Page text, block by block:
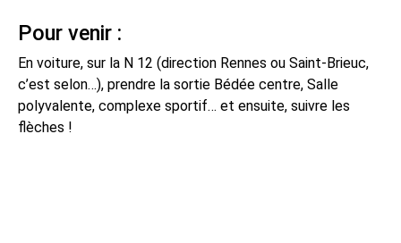
Pour venir :
En voiture, sur la N 12 (direction Rennes ou Saint-Brieuc,
c’est selon…), prendre la sortie Bédée centre, Salle
polyvalente, complexe sportif… et ensuite, suivre les
flèches !